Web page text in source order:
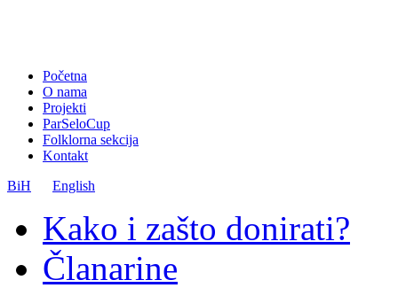
Početna
O nama
Projekti
ParSeloCup
Folklorna sekcija
Kontakt
BiH
English
Kako i zašto donirati?
Članarine